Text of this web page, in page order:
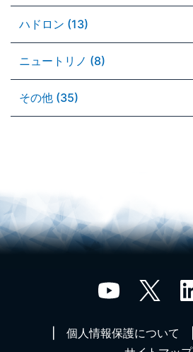
ハドロン (13)
ニュートリノ (8)
その他 (35)
個人情報保護について